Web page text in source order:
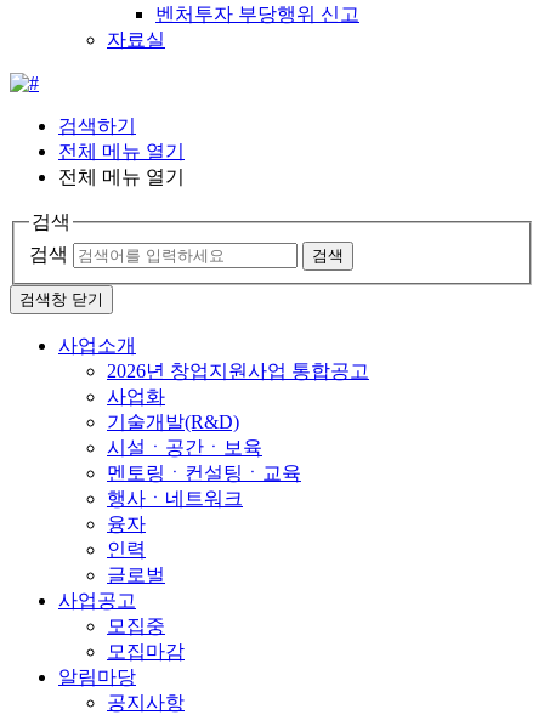
벤처투자 부당행위 신고
자료실
검색하기
전체 메뉴 열기
전체 메뉴 열기
검색
검색
검색
검색창 닫기
사업소개
2026년 창업지원사업 통합공고
사업화
기술개발(R&D)
시설ㆍ공간ㆍ보육
멘토링ㆍ컨설팅ㆍ교육
행사ㆍ네트워크
융자
인력
글로벌
사업공고
모집중
모집마감
알림마당
공지사항